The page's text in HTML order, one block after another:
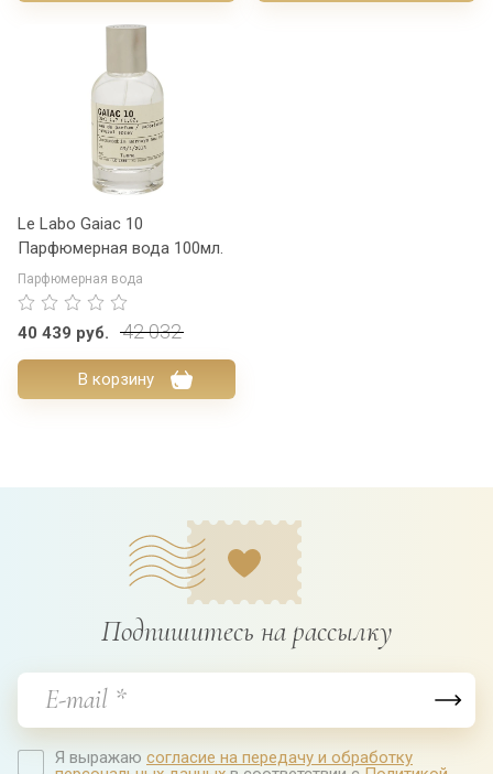
Le Labo Gaiac 10
Парфюмерная вода 100мл.
40 439 руб. 42 032
Парфюмерная вода
В корзину
Подпишитесь на рассылку
Я выражаю согласие на передачу и обработку